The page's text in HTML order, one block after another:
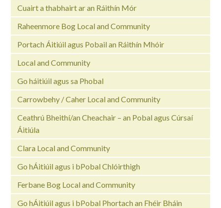
Cuairt a thabhairt ar an Ráithín Mór
Raheenmore Bog Local and Community
Portach Áitiúil agus Pobail an Ráithín Mhóir
Local and Community
Go háitiúil agus sa Phobal
Carrowbehy / Caher Local and Community
Ceathrú Bheithí/an Cheachair – an Pobal agus Cúrsaí
Áitiúla
Clara Local and Community
Go hÁitiúil agus i bPobal Chlóirthigh
Ferbane Bog Local and Community
Go hÁitiúil agus i bPobal Phortach an Fhéir Bháin